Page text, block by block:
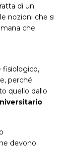
di un
nozioni che si
che
fisiologico,
perché
quello dallo
.
devono